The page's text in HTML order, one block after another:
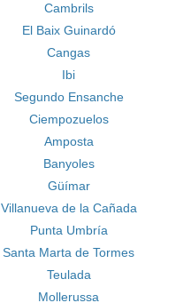
Cambrils
El Baix Guinardó
Cangas
Ibi
Segundo Ensanche
Ciempozuelos
Amposta
Banyoles
Güímar
Villanueva de la Cañada
Punta Umbría
Santa Marta de Tormes
Teulada
Mollerussa